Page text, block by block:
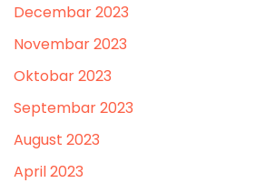
Decembar 2023
Novembar 2023
Oktobar 2023
Septembar 2023
August 2023
April 2023